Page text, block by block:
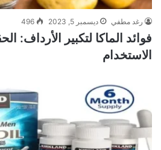
رغد مطفي ديسمبر 5, 2023 496
فوائد الماكا لتكبير الأرداف:
الاستخدام